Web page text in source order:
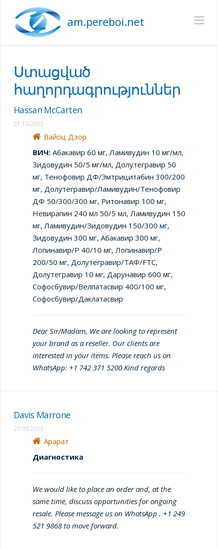
am.pereboi.net
Ստացված
հաղորդագրություններ
Hassan McCarten
21.10.2025
Вайоц Дзор
ВИЧ: Абакавир 60 мг, Ламивудин 10 мг/мл,
Зидовудин 50/5 мг/мл, Долутегравир 50
мг, Тенофовир ДФ/Эмтрицитабин 300/200
мг, Долутегравир/Ламивудин/Тенофовир
ДФ 50/300/300 мг, Ритонавир 100 мг,
Невирапин 240 мл 50/5 мл, Ламивудин 150
мг, Ламивудин/Зидовудин 150/300 мг,
Зидовудин 300 мг, Абакавир 300 мг,
Лопинавир/Р 40/10 мг, Лопинавир/Р
200/50 мг, Долутегравир/ТАФ/FTC,
Долутегравир 10 мг, Дарунавир 600 мг,
Софосбувир/Велпатасвир 400/100 мг,
Софосбувир/Даклатасвир
Dear Sir/Madam, We are looking to represent
your brand as a reseller. Our clients are
interested in your items. Please reach us on
WhatsApp: +1 742 371 5200 Kind regards
Davis Marrone
27.09.2025
Арарат
Диагностика
We would like to place an order and, at the
same time, discuss opportunities for ongoing
resale. Please message us on WhatsApp . +1 249
521 9868 to move forward.